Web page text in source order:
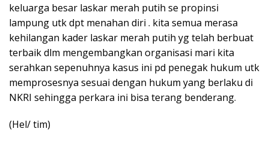
keluarga besar laskar merah putih se propinsi
lampung utk dpt menahan diri . kita semua merasa
kehilangan kader laskar merah putih yg telah berbuat
terbaik dlm mengembangkan organisasi mari kita
serahkan sepenuhnya kasus ini pd penegak hukum utk
memprosesnya sesuai dengan hukum yang berlaku di
NKRI sehingga perkara ini bisa terang benderang.
(Hel/ tim)